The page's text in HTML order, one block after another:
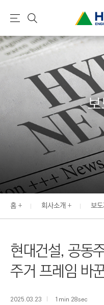
현
건
설
(
Y
U
N
D
A
I
:
E
N
N
E
E
R
메
뉴
검
색
홈 회사소개 보
현대건설, 공동
주거 프레임 바
2025.03.23 1min 28sec